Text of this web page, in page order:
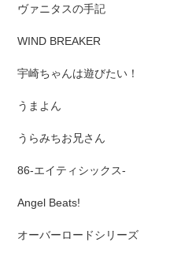
ヴァニタスの手記
WIND BREAKER
宇崎ちゃんは遊びたい！
うまよん
うらみちお兄さん
86-エイティシックス-
Angel Beats!
オーバーロードシリーズ